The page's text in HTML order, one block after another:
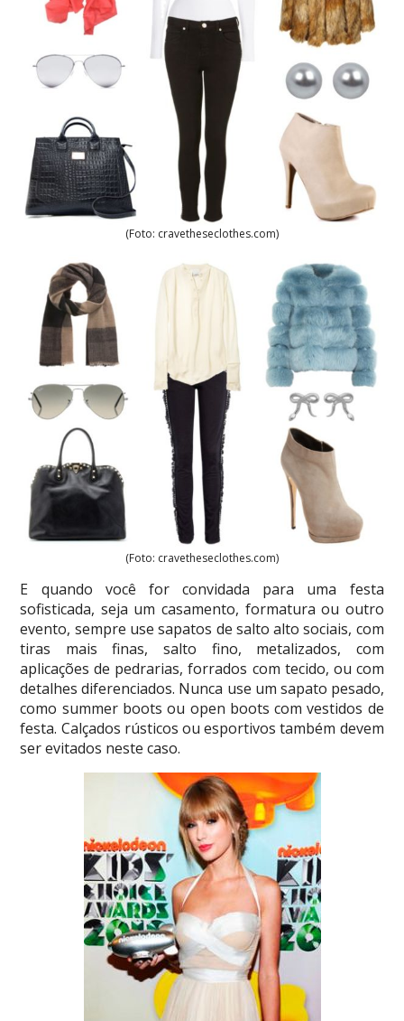
(Foto: cravetheseclothes.com)
(Foto: cravetheseclothes.com)
E quando você for convidada para uma festa
sofisticada, seja um casamento, formatura ou outro
evento, sempre use sapatos de salto alto sociais, com
tiras mais finas, salto fino, metalizados, com
aplicações de pedrarias, forrados com tecido, ou com
detalhes diferenciados. Nunca use um sapato pesado,
como summer boots ou open boots com vestidos de
festa. Calçados rústicos ou esportivos também devem
ser evitados neste caso.